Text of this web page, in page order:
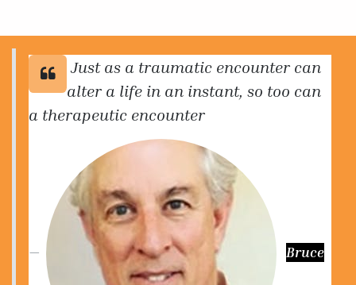
Just as a traumatic encounter can
alter a life in an instant, so too can
a therapeutic encounter
Bruce